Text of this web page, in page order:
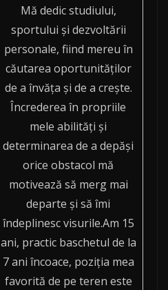
Mă dedic studiului,
sportului și dezvoltării
personale, fiind mereu în
căutarea oportunităților
de a învăța și de a crește.
Încrederea în propriile
mele abilități și
determinarea de a depăși
orice obstacol mă
motivează să merg mai
departe și să îmi
îndeplinesc visurile.Am 15
ani, practic baschetul de la
7 ani încoace, poziția mea
favorită de pe teren este